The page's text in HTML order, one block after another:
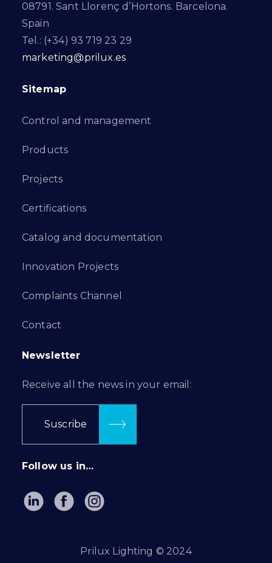
08791. Sant Llorenç d’Hortons. Barcelona.
Spain
Tel.: (+34) 93 719 23 29
marketing@prilux.es
Sitemap
Control and management
Products
Projects
Certifications
Catalog and documentation
Innovation Projects
Complaints Channel
Contact
Newsletter
Receive all the news in your email:
Suscribe
Follow us in…
Prilux Lighting © 2024